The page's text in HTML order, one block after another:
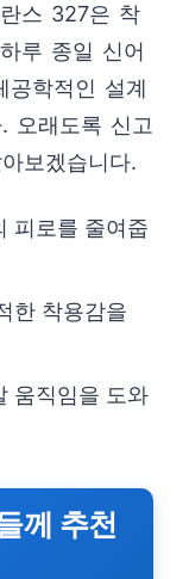
스 327은 착
루 종일 신어
공학적인 설계
오래도록 신고
보겠습니다.
피로를 줄여줍
한 착용감을
움직임을 도와
께 추천